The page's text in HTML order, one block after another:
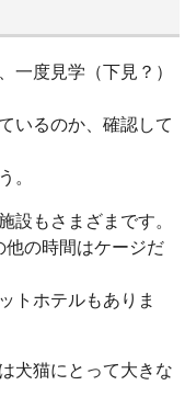
一度見学（下見？）
いるのか、確認して
。
設もさまざまです。
他の時間はケージだ
トホテルもありま
犬猫にとって大きな